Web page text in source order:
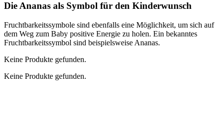
Die Ana­nas als Sym­bol für den Kin­der­wunsch
Frucht­bar­keits­sym­bo­le sind eben­falls eine Mög­lich­keit, um sich auf
dem Weg zum Baby posi­ti­ve Ener­gie zu holen. Ein bekann­tes
Frucht­bar­keits­sym­bol sind bei­spiels­wei­se Ana­nas.
Kei­ne Pro­duk­te gefun­den.
Kei­ne Pro­duk­te gefun­den.